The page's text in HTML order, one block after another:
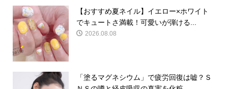
【おすすめ夏ネイル】イエロー×ホワイト
でキュートさ満載！可愛いが弾ける...
2026.08.08
「塗るマグネシウム」で疲労回復は嘘？Ｓ